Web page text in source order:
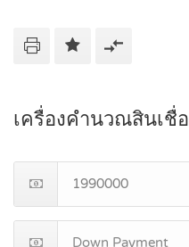
เครื่องคำนวณสินเชื่อ